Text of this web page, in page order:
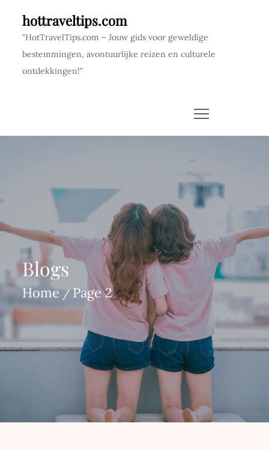
content
hottraveltips.com
"HotTravelTips.com – Jouw gids voor geweldige
bestemmingen, avontuurlijke reizen en culturele
ontdekkingen!"
Blogs
Home Page 2